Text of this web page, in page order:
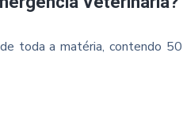
toda a matéria, contendo 50